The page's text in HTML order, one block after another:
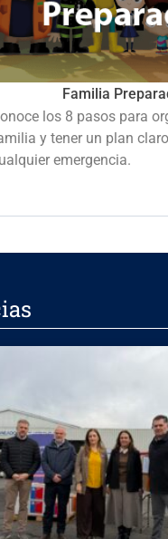
Familia
los 8 pasos para
y tener un plan
emergencia.